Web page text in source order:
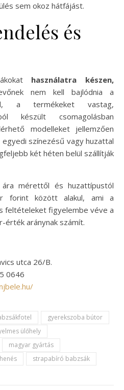
sem okoz hátfájást.
és
használatra készen,
nem kell bajlódnia a
a termékeket vastag,
készült csomagolásban
modelleket jellemzően
egyedi színezésű vagy huzattal
két héten belül szállítják
mérettől és huzattípustól
forint között alakul, ami a
feltételeket figyelembe véve a
érték aránynak számít.
utca 26/B.
0646
gyerekszoba bútor
ülőhely
magyar gyártás
strapabíró babzsák